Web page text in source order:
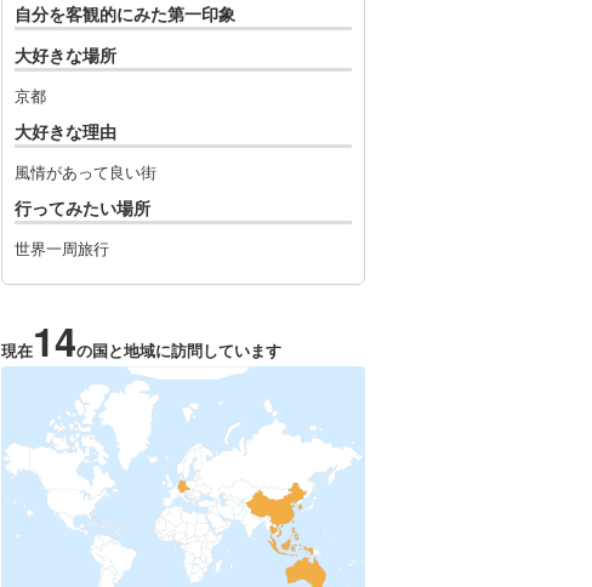
自分を客観的にみた第一印象
大好きな場所
京都
大好きな理由
風情があって良い街
行ってみたい場所
世界一周旅行
現在14の国と地域に訪問しています